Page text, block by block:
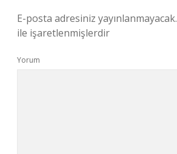
E-posta adresiniz yayınlanmayacak.
ile işaretlenmişlerdir
Yorum